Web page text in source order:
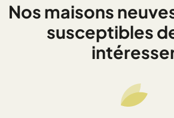
Nos maisons
susceptibles